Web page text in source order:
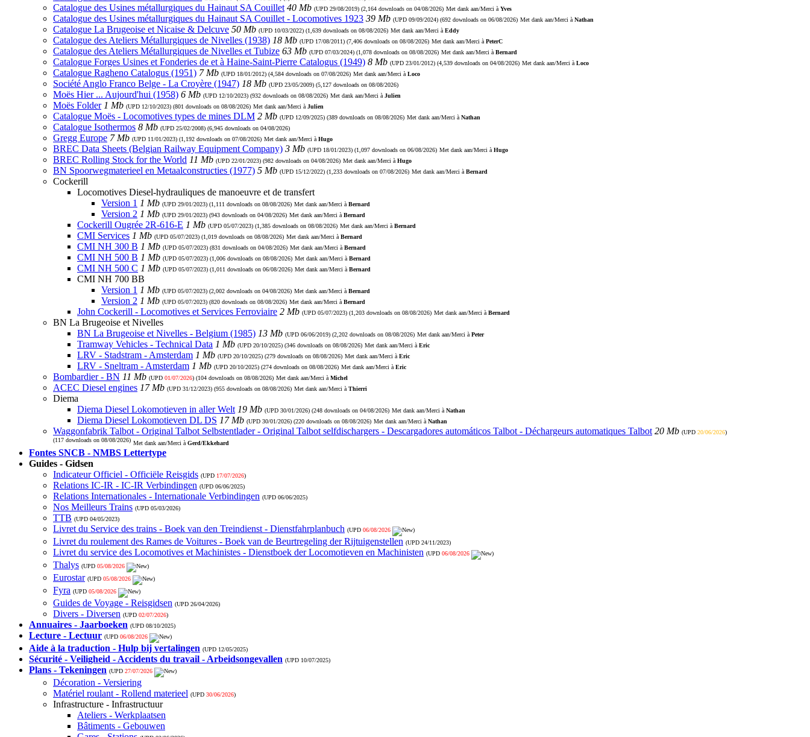
Catalogue des Usines métallurgiques du Hainaut SA Couillet 40 Mb (UPD 29/08/2019) (2,164 downloads on 04/08/2026) Met dank aan/Merci à Yves
Catalogue des Usines métallurgiques du Hainaut SA Couillet - Locomotives 1923 39 Mb (UPD 09/09/2024) (692 downloads on 06/08/2026) Met dank aan/Merci à Nathan
Catalogue La Brugeoise et Nicaise & Delcuve 50 Mb (UPD 10/03/2022) (1,639 downloads on 08/08/2026) Met dank aan/Merci à Eddy
Catalogue des Ateliers Métallurgiques de Nivelles (1938) 18 Mb (UPD 17/08/2011) (7,406 downloads on 08/08/2026) Met dank aan/Merci à PeterC
Catalogue des Ateliers Métallurgiques de Nivelles et Tubize 63 Mb (UPD 07/03/2024) (1,078 downloads on 08/08/2026) Met dank aan/Merci à Bernard
Catalogue Forges Usines et Fonderies de et à Haine-Saint-Pierre Catalogus (1949) 8 Mb (UPD 23/01/2012) (4,539 downloads on 04/08/2026) Met dank aan/Merci à Loco
Catalogue Ragheno Catalogus (1951) 7 Mb (UPD 18/01/2012) (4,584 downloads on 07/08/2026) Met dank aan/Merci à Loco
Société Anglo Franco Belge - La Croyère (1947) 18 Mb (UPD 23/05/2009) (5,127 downloads on 08/08/2026)
Moës Hier ... Aujourd'hui (1958) 6 Mb (UPD 12/10/2023) (932 downloads on 08/08/2026) Met dank aan/Merci à Julien
Moës Folder 1 Mb (UPD 12/10/2023) (801 downloads on 08/08/2026) Met dank aan/Merci à Julien
Catalogue Moës - Locomotives types de mines DLM 2 Mb (UPD 12/09/2025) (389 downloads on 08/08/2026) Met dank aan/Merci à Nathan
Catalogue Isothermos 8 Mb (UPD 25/02/2008) (6,945 downloads on 04/08/2026)
Gregg Europe 7 Mb (UPD 11/01/2023) (1,192 downloads on 07/08/2026) Met dank aan/Merci à Hugo
BREC Data Sheets (Belgian Railway Equipment Company) 3 Mb (UPD 18/01/2023) (1,097 downloads on 06/08/2026) Met dank aan/Merci à Hugo
BREC Rolling Stock for the World 11 Mb (UPD 22/01/2023) (982 downloads on 04/08/2026) Met dank aan/Merci à Hugo
BN Spoorwegmaterieel en Metaalconstructies (1977) 5 Mb (UPD 15/12/2022) (1,233 downloads on 07/08/2026) Met dank aan/Merci à Bernard
Cockerill
Locomotives Diesel-hydrauliques de manoeuvre et de transfert
Version 1 1 Mb (UPD 29/01/2023) (1,111 downloads on 08/08/2026) Met dank aan/Merci à Bernard
Version 2 1 Mb (UPD 29/01/2023) (943 downloads on 04/08/2026) Met dank aan/Merci à Bernard
Cockerill Ougrée 2R-616-E 1 Mb (UPD 05/07/2023) (1,385 downloads on 08/08/2026) Met dank aan/Merci à Bernard
CMI Services 1 Mb (UPD 05/07/2023) (1,019 downloads on 08/08/2026) Met dank aan/Merci à Bernard
CMI NH 300 B 1 Mb (UPD 05/07/2023) (831 downloads on 04/08/2026) Met dank aan/Merci à Bernard
CMI NH 500 B 1 Mb (UPD 05/07/2023) (1,006 downloads on 08/08/2026) Met dank aan/Merci à Bernard
CMI NH 500 C 1 Mb (UPD 05/07/2023) (1,011 downloads on 06/08/2026) Met dank aan/Merci à Bernard
CMI NH 700 BB
Version 1 1 Mb (UPD 05/07/2023) (2,002 downloads on 04/08/2026) Met dank aan/Merci à Bernard
Version 2 1 Mb (UPD 05/07/2023) (820 downloads on 08/08/2026) Met dank aan/Merci à Bernard
John Cockerill - Locomotives et Services Ferroviaire 2 Mb (UPD 05/07/2023) (1,203 downloads on 08/08/2026) Met dank aan/Merci à Bernard
BN La Brugeoise et Nivelles
BN La Brugeoise et Nivelles - Belgium (1985) 13 Mb (UPD 06/06/2019) (2,202 downloads on 08/08/2026) Met dank aan/Merci à Peter
Tramway Vehicles - Technical Data 1 Mb (UPD 20/10/2025) (346 downloads on 08/08/2026) Met dank aan/Merci à Eric
LRV - Stadstram - Amsterdam 1 Mb (UPD 20/10/2025) (279 downloads on 08/08/2026) Met dank aan/Merci à Eric
LRV - Sneltram - Amsterdam 1 Mb (UPD 20/10/2025) (274 downloads on 08/08/2026) Met dank aan/Merci à Eric
Bombardier - BN 11 Mb (UPD 01/07/2026) (104 downloads on 08/08/2026) Met dank aan/Merci à Michel
ACEC Diesel engines 17 Mb (UPD 31/12/2023) (955 downloads on 08/08/2026) Met dank aan/Merci à Thierri
Diema
Diema Diesel Lokomotieven in aller Welt 19 Mb (UPD 30/01/2026) (248 downloads on 04/08/2026) Met dank aan/Merci à Nathan
Diema Diesel Lokomotieven DL DS 17 Mb (UPD 30/01/2026) (220 downloads on 08/08/2026) Met dank aan/Merci à Nathan
Waggonfabrik Talbot - Original Talbot Selbstentlader - Original Talbot selfdischargers - Descargadores automáticos Talbot - Déchargeurs automatiques Talbot 20 Mb (UPD 20/06/2026)
(117 downloads on 08/08/2026) Met dank aan/Merci à Gerd/Ekkehard
Fontes SNCB - NMBS Lettertype
Guides - Gidsen
Indicateur Officiel - Officiële Reisgids (UPD 17/07/2026)
Relations IC-IR - IC-IR Verbindingen (UPD 06/06/2025)
Relations Internationales - Internationale Verbindingen (UPD 06/06/2025)
Nos Meilleurs Trains (UPD 05/03/2026)
TTB (UPD 04/05/2023)
Livret du Service des trains - Boek van den Treindienst - Dienstfahrplanbuch (UPD 06/08/2026 )
Livret du roulement des Rames de Voitures - Boek van de Beurtregeling der Rijtuigenstellen (UPD 24/11/2023)
Livret du service des Locomotives et Machinistes - Dienstboek der Locomotieven en Machinisten (UPD 06/08/2026 )
Thalys (UPD 05/08/2026 )
Eurostar (UPD 05/08/2026 )
Fyra (UPD 05/08/2026 )
Guides de Voyage - Reisgidsen (UPD 26/04/2026)
Divers - Diversen (UPD 02/07/2026)
Annuaires - Jaarboeken (UPD 08/10/2025)
Lecture - Lectuur (UPD 06/08/2026 )
Aide à la traduction - Hulp bij vertalingen (UPD 12/05/2025)
Sécurité - Veiligheid - Accidents du travail - Arbeidsongevallen (UPD 10/07/2025)
Plans - Tekeningen (UPD 27/07/2026 )
Décoration - Versiering
Matériel roulant - Rollend materieel (UPD 30/06/2026)
Infrastructure - Infrastructuur
Ateliers - Werkplaatsen
Bâtiments - Gebouwen